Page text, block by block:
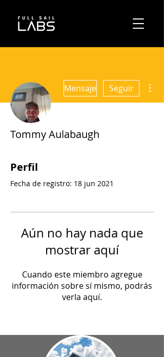
Mensaje Seguir
Tommy Aulabaugh
Perfil
Fecha de registro: 18 jun 2021
Aún no hay nada que
mostrar aquí
Cuando este miembro agregue
información sobre sí mismo, podrás
verla aquí.